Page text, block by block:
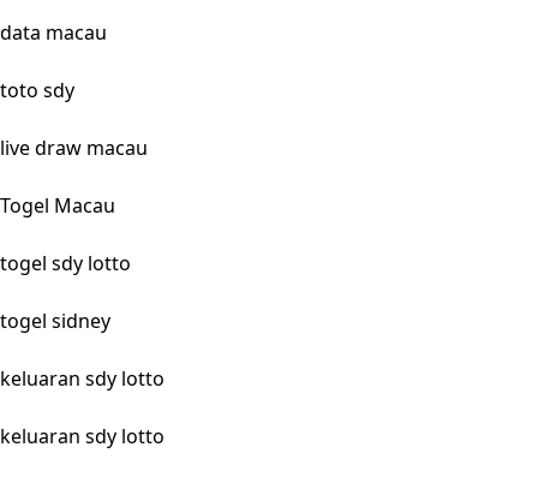
data macau
toto sdy
live draw macau
Togel Macau
togel sdy lotto
togel sidney
keluaran sdy lotto
keluaran sdy lotto